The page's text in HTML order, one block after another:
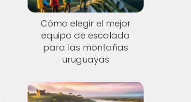
Cómo elegir el mejor
equipo de escalada
para las montañas
uruguayas